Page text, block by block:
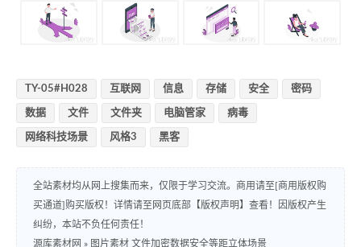
TY-05#H028 互联网 信息 存储 安全 密码
数据 文件 文件夹 电脑管家 病毒
网络科技场景 风格3 黑客
全站素材均从网上搜集而来，仅限于学习交流。商用请至[商用版权购
买通道]购买版权！详情请至网页底部【版权声明】查看！因版权产生
纠纷，本站不负任何责任！
源库素材网 » 图片素材 文件加密数据安全等距立体场景